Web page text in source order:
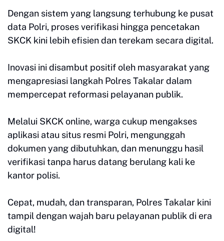
Dengan sistem yang langsung terhubung ke pusat
data Polri, proses verifikasi hingga pencetakan
SKCK kini lebih efisien dan terekam secara digital.
Inovasi ini disambut positif oleh masyarakat yang
mengapresiasi langkah Polres Takalar dalam
mempercepat reformasi pelayanan publik.
Melalui SKCK online, warga cukup mengakses
aplikasi atau situs resmi Polri, mengunggah
dokumen yang dibutuhkan, dan menunggu hasil
verifikasi tanpa harus datang berulang kali ke
kantor polisi.
Cepat, mudah, dan transparan, Polres Takalar kini
tampil dengan wajah baru pelayanan publik di era
digital!